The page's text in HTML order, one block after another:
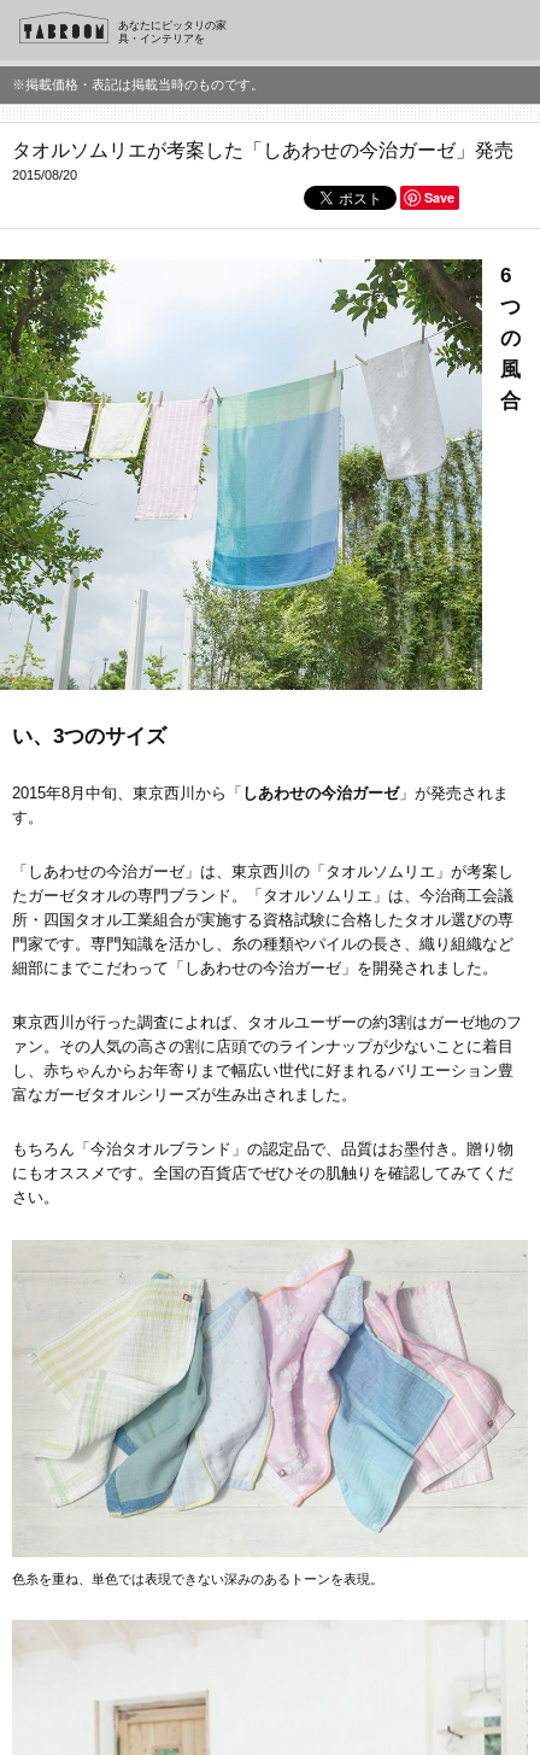
あなたにピッタリの家
具・インテリアを
※掲載価格・表記は掲載当時のものです。
タオルソムリエが考案した「しあわせの今治ガーゼ」発売
2015/08/20
Save
6
つ
の
風
合
い、3つのサイズ
2015年8月中旬、東京西川から「 しあわせの今治ガーゼ」が発売されま
す。
「しあわせの今治ガーゼ」は、東京西川の「タオルソムリエ」が考案し
たガーゼタオルの専門ブランド。「タオルソムリエ」は、今治商工会議
所・四国タオル工業組合が実施する資格試験に合格したタオル選びの専
門家です。専門知識を活かし、糸の種類やパイルの長さ、織り組織など
細部にまでこだわって「しあわせの今治ガーゼ」を開発されました。
東京西川が行った調査によれば、タオルユーザーの約3割はガーゼ地のフ
ァン。その人気の高さの割に店頭でのラインナップが少ないことに着目
し、赤ちゃんからお年寄りまで幅広い世代に好まれるバリエーション豊
富なガーゼタオルシリーズが生み出されました。
もちろん「今治タオルブランド」の認定品で、品質はお墨付き。贈り物
にもオススメです。全国の百貨店でぜひその肌触りを確認してみてくだ
さい。
色糸を重ね、単色では表現できない深みのあるトーンを表現。